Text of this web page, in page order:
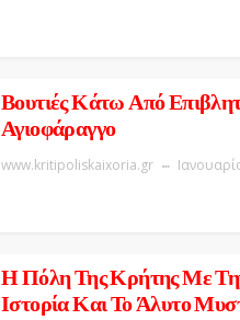
Βουτιές Κάτω Από
Αγιοφάραγγο
www.kritipoliskaixoria.gr
Η Πόλη Της Κρήτης Με
Ιστορία Και Το Άλυτο